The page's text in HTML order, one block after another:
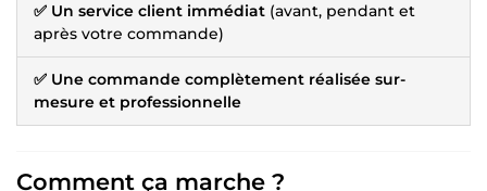
✅ Un service client immédiat (avant, pendant et
après votre commande)
✅ Une commande complètement réalisée sur-
mesure et professionnelle
Comment ça marche ?